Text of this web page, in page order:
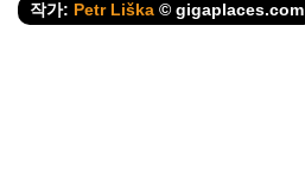
작가: Petr Liška © gigaplaces.com